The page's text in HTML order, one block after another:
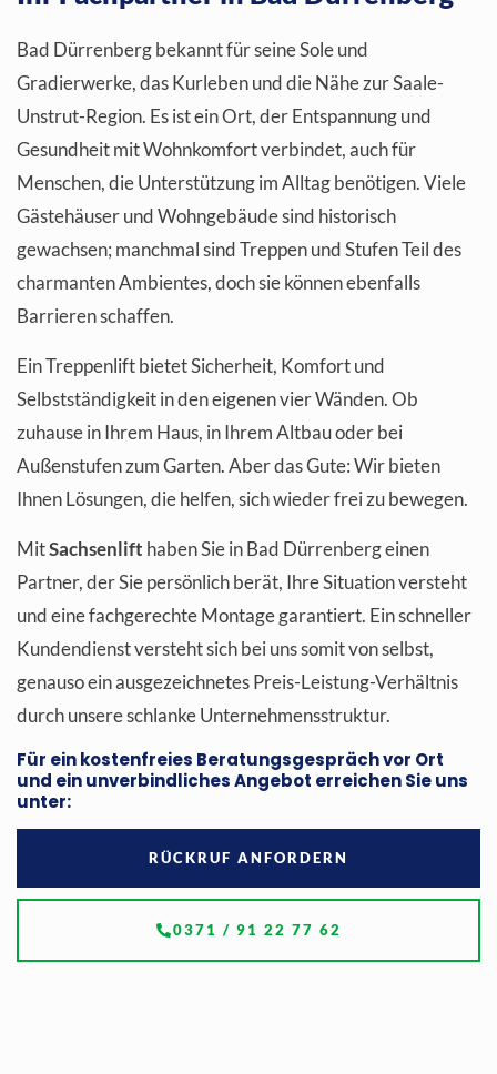
Bad Dürrenberg bekannt für seine Sole und
Gradierwerke, das Kurleben und die Nähe zur Saale-
Unstrut-Region. Es ist ein Ort, der Entspannung und
Gesundheit mit Wohnkomfort verbindet, auch für
Menschen, die Unterstützung im Alltag benötigen. Viele
Gästehäuser und Wohngebäude sind historisch
gewachsen; manchmal sind Treppen und Stufen Teil des
charmanten Ambientes, doch sie können ebenfalls
Barrieren schaffen.
Ein Treppenlift bietet Sicherheit, Komfort und
Selbstständigkeit in den eigenen vier Wänden. Ob
zuhause in Ihrem Haus, in Ihrem Altbau oder bei
Außenstufen zum Garten. Aber das Gute: Wir bieten
Ihnen Lösungen, die helfen, sich wieder frei zu bewegen.
MitSachsenlift haben Sie in Bad Dürrenberg einen
Partner, der Sie persönlich berät, Ihre Situation versteht
und eine fachgerechte Montage garantiert. Ein schneller
Kundendienst versteht sich bei uns somit von selbst,
genauso ein ausgezeichnetes Preis-Leistung-Verhältnis
durch unsere schlanke Unternehmensstruktur.
Für ein kostenfreies Beratungsgespräch vor Ort
und ein unverbindliches Angebot erreichenSieuns
unter:
RÜCKRUF ANFORDERN
0371 / 91 22 77 62